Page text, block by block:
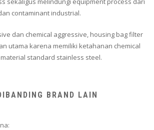
contaminant industrial.
dan chemical aggressive, housing bag filter
utama karena memiliki ketahanan chemical
standard stainless steel.
BRAND LAIN